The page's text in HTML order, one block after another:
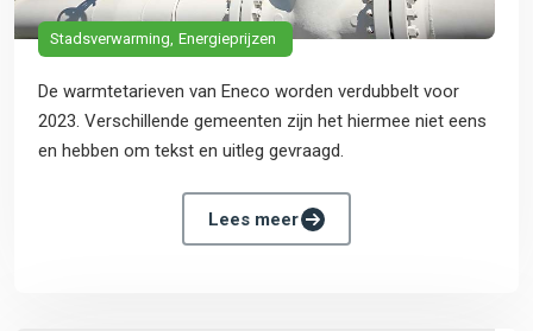
Stadsverwarming Energieprijzen
De warmtetarieven van Eneco worden verdubbelt voor
2023. Verschillende gemeenten zijn het hiermee niet eens
en hebben om tekst en uitleg gevraagd.
Lees meer